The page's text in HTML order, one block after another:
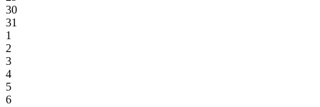
30
31
1
2
3
4
5
6